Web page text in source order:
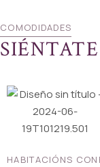
COMODIDADES
HABITACIÓNS